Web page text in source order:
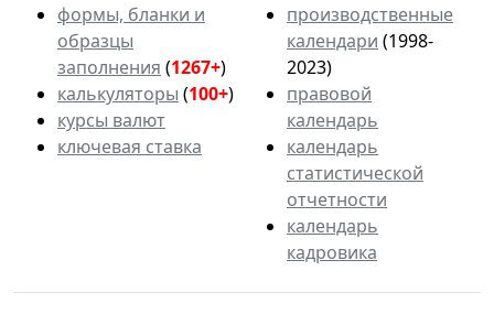
формы, бланки и
образцы
заполнения (1267+)
калькуляторы (100+)
курсы валют
ключевая ставка
производственные
календари (1998-
2023)
правовой
календарь
календарь
статистической
отчетности
календарь
кадровика